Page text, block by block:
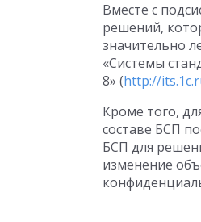
Вместе с
решений,
значительно
«Системы
8» (http://
Кроме того,
составе БСП
БСП для
изменение